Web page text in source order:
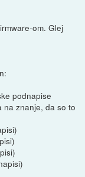
om. Glej
podnapise
na znanje, da so to